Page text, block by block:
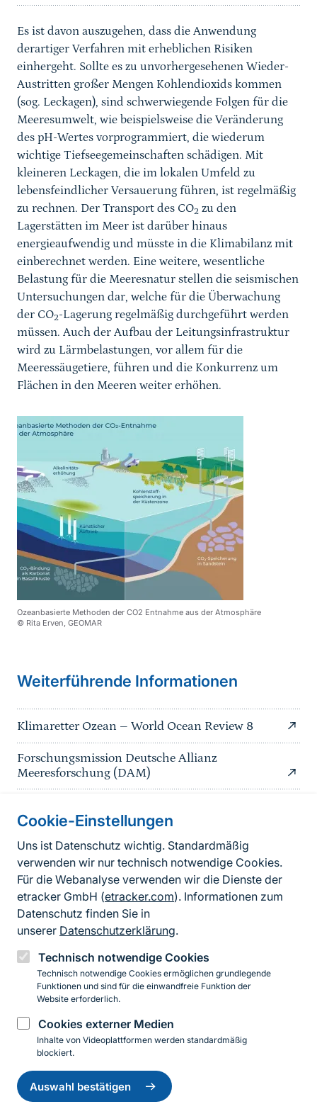
Cookie-Einstellungen
Uns ist Datenschutz wichtig. Standardmäßig
verwenden wir nur technisch notwendige Cookies.
Für die Webanalyse verwenden wir die Dienste der
etracker GmbH (etracker.com). Informationen zum
Datenschutz finden Sie in
unserer Datenschutzerklärung.
Technisch notwendige Cookies
Technisch notwendige Cookies ermöglichen grundlegende
Funktionen und sind für die einwandfreie Funktion der
Website erforderlich.
Cookies externer Medien
Inhalte von Videoplattformen werden standardmäßig
blockiert.
Auswahl bestätigen
Einwilligung
zurückziehen
Es ist davon auszugehen, dass die Anwendung
derartiger Verfahren mit erheblichen Risiken
einhergeht. Sollte es zu unvorhergesehenen Wieder-
Austritten großer Mengen Kohlendioxids kommen
(sog. Leckagen), sind schwerwiegende Folgen für die
Meeresumwelt, wie beispielsweise die Veränderung
des pH-Wertes vorprogrammiert, die wiederum
wichtige Tiefseegemeinschaften schädigen. Mit
kleineren Leckagen, die im lokalen Umfeld zu
lebensfeindlicher Versauerung führen, ist regelmäßig
zu rechnen. Der Transport des CO2 zu den
Lagerstätten im Meer ist darüber hinaus
energieaufwendig und müsste in die Klimabilanz mit
einberechnet werden. Eine weitere, wesentliche
Belastung für die Meeresnatur stellen die seismischen
Untersuchungen dar, welche für die Überwachung
der CO2-Lagerung regelmäßig durchgeführt werden
müssen. Auch der Aufbau der Leitungsinfrastruktur
wird zu Lärmbelastungen, vor allem für die
Meeressäugetiere, führen und die Konkurrenz um
Flächen in den Meeren weiter erhöhen.
Ozeanbasierte Methoden der CO2 Entnahme aus der Atmosphäre
© Rita Erven, GEOMAR
Weiterführende Informationen
Klimaretter Ozean – World Ocean Review 8
Forschungsmission Deutsche Allianz
Meeresforschung (DAM)
Informationen zur Seite
FußzeileKontakt zum BfN
Kontaktformular
Erklärung zur Barrierefreiheit
Impressum
Datenschutz
InstagramFacebookYouTubeLinkedIn
© 2026 Bundesamt für Naturschutz